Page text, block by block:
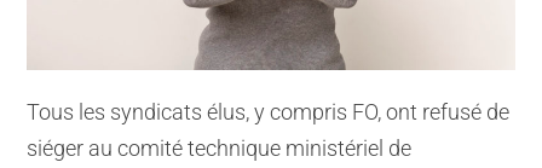
Tous les syndicats élus, y compris FO, ont refusé de
siéger au comité technique ministériel de